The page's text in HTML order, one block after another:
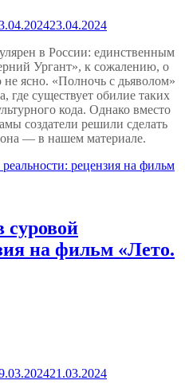
23.04.2024
в России: единственным
Ургант», к сожалению, о
не ясно. «Полночь с дьяволом»
где существует обилие таких
кода. Однако вместо
создатели решили сделать
— в нашем материале.
суровой
на фильм «Лето.
21.03.2024